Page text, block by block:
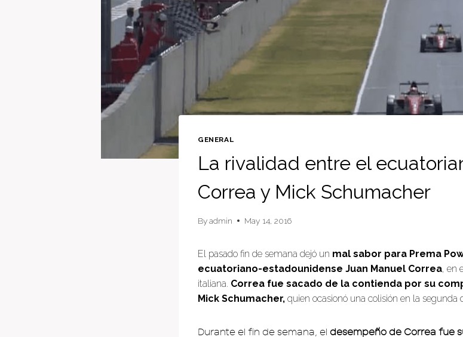
GENERAL
La rivalidad entre el
Correa y Mick Schumacher
Byadmin May 14, 2016
El pasado fin de semana dejó un mal sabor para Prema
ecuatoriano-estadounidense Juan Manuel Correa, en
italiana. Correa fue sacado de la contienda por su
Mick Schumacher, quien ocasionó una colisión en la segunda
Durante el fin de semana, el desempeño de Correa fue